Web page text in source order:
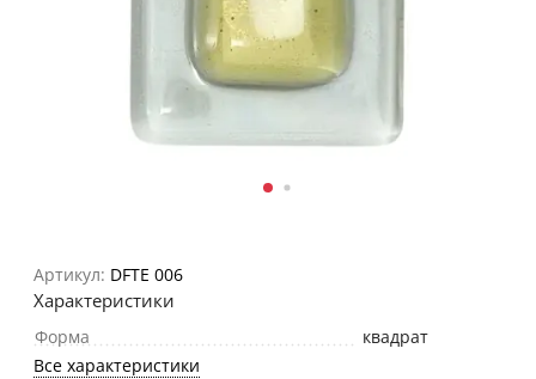
Артикул: DFTE 006
Характеристики
Форма
квадрат
Все характеристики